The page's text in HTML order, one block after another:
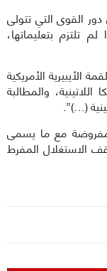
القوى التي تتولى
تلتزم بتعليماتها،
الأيبيرية الأمريكية
والمطالبة
(…)”.
مع ما يسمى
الاستغلال المفرط